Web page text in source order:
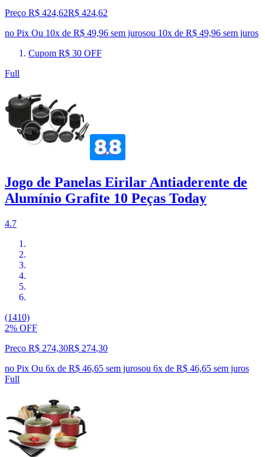
Preço R$ 424,62R$ 424,62
no Pix Ou 10x de R$ 49,96 sem jurosou 10x de R$ 49,96 sem juros
Cupom R$ 30 OFF
Full
Jogo de Panelas Eirilar Antiaderente de
Alumínio Grafite 10 Peças Today
4.7
(1410)
2% OFF
Preço R$ 274,30R$ 274,30
no Pix Ou 6x de R$ 46,65 sem jurosou 6x de R$ 46,65 sem juros
Full